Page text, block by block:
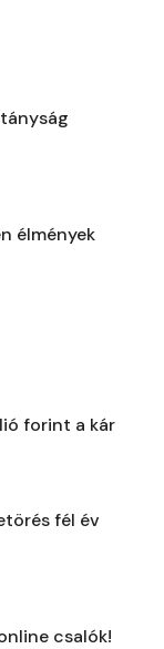
élmények
forint a kár
fél év
csalók!